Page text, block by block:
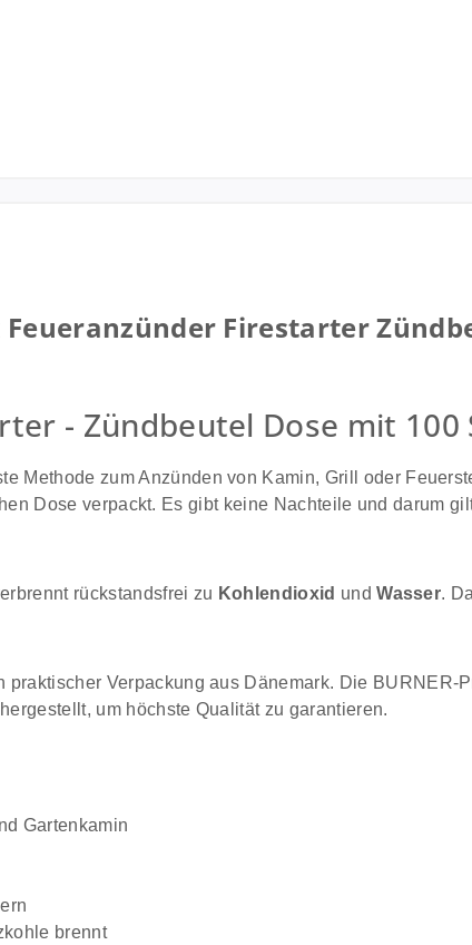
Firestarter
- Zündbeutel Dose mit
Methode zum Anzünden von Kamin, Grill oder
Dose verpackt. Es gibt keine Nachteile und darum
rückstandsfrei zu Kohlendioxid undWasser.
Verpackung aus Dänemark. Die
um höchste Qualität zu garantieren.
Gartenkamin
brennt